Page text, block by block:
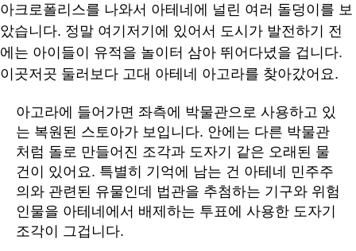
아크로폴리스를 나와서 아테네에 널린 여러 돌덩이를 보
았습니다. 정말 여기저기에 있어서 도시가 발전하기 전
에는 아이들이 유적을 놀이터 삼아 뛰어다녔을 겁니다.
이곳저곳 둘러보다 고대 아테네 아고라를 찾아갔어요.
아고라에 들어가면 좌측에 박물관으로 사용하고 있
는 복원된 스토아가 보입니다. 안에는 다른 박물관
처럼 돌로 만들어진 조각과 도자기 같은 오래된 물
건이 있어요. 특별히 기억에 남는 건 아테네 민주주
의와 관련된 유물인데 법관을 추첨하는 기구와 위험
인물을 아테네에서 배제하는 투표에 사용한 도자기
조각이 그겁니다.